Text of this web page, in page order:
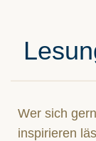
Wer sich
inspirieren